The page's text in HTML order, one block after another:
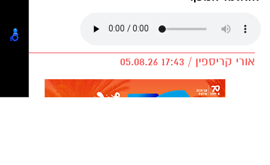
אורי קריספין / 17:43 05.08.26